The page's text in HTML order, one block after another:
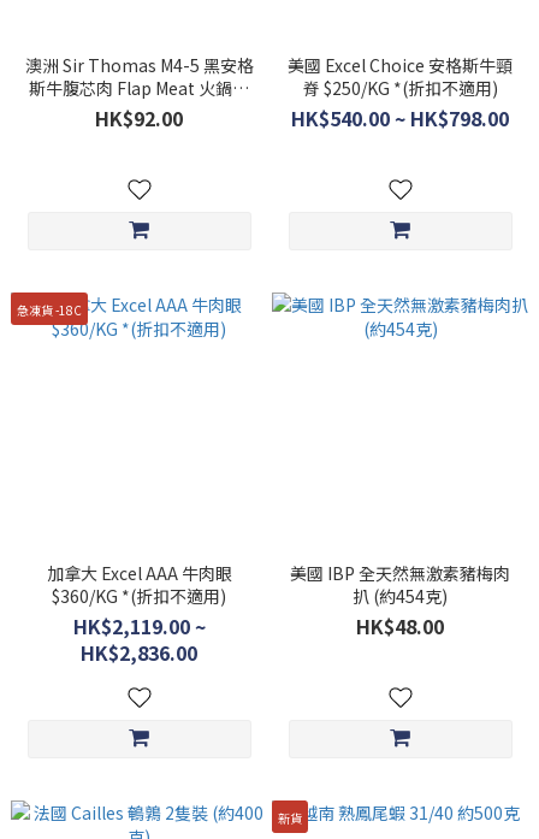
澳洲 Sir Thomas M4-5 黑安格
斯牛腹芯肉 Flap Meat 火鍋片
約200克 ***買5送1***
HK$92.00
美國 Excel Choice 安格斯牛頸
脊 $250/KG *(折扣不適用)
HK$540.00 ~ HK$798.00
急凍貨 -18C
加拿大 Excel AAA 牛肉眼
$360/KG *(折扣不適用)
HK$2,119.00 ~
HK$2,836.00
美國 IBP 全天然無激素豬梅肉
扒 (約454克)
HK$48.00
新貨